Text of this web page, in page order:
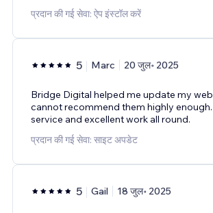
प्रदान की गई सेवा: ऐप इंस्टॉल करें
5 Marc 20 जुल॰ 2025
Bridge Digital helped me update my
cannot recommend them highly
service and excellent work all round.
प्रदान की गई सेवा: साइट अपडेट
5 Gail 18 जुल॰ 2025